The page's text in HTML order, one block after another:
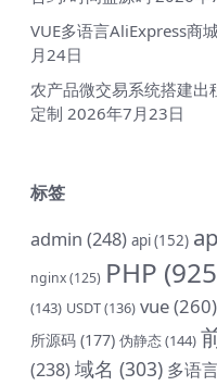
VUE多语言AliExpress商
月24日
农产品微交易系统搭建出
定制 2026年7月23日
标签
admin (248) api(152)
nginx(125) PHP
(143) USDT(136) vue(260)
所源码 (177) 伪静态(144)
(238)域名 (303) 多语